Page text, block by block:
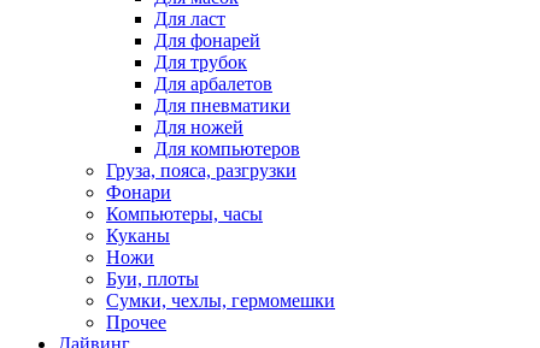
Для ласт
Для фонарей
Для трубок
Для арбалетов
Для пневматики
Для ножей
Для компьютеров
Груза, пояса, разгрузки
Фонари
Компьютеры, часы
Куканы
Ножи
Буи, плоты
Сумки, чехлы, гермомешки
Прочее
Дайвинг